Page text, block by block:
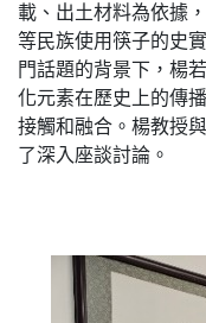
載、出土材料為依據
等民族使用筷子的史
門話題的背景下，楊
化元素在歷史上的傳
接觸和融合。楊教授
了深入座談討論。